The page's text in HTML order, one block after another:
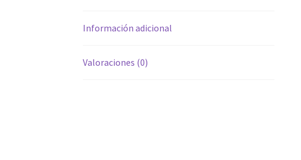
Información adicional
Valoraciones (0)